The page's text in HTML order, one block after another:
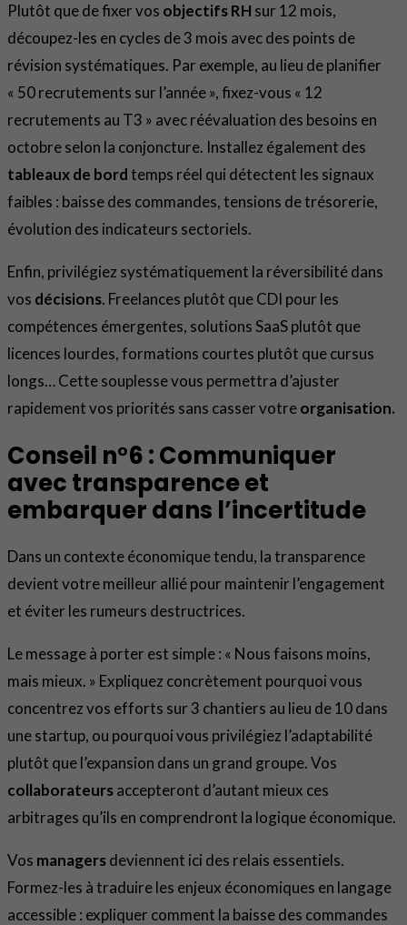
Plutôt que de fixer vos objectifs RH sur 12 mois,
découpez-les en cycles de 3 mois avec des points de
révision systématiques. Par exemple, au lieu de planifier
« 50 recrutements sur l’année », fixez-vous « 12
recrutements au T3 » avec réévaluation des besoins en
octobre selon la conjoncture. Installez également des
tableaux de bordtemps réel qui détectent les signaux
faibles : baisse des commandes, tensions de trésorerie,
évolution des indicateurs sectoriels.
Enfin, privilégiez systématiquement la réversibilité dans
vos décisions. Freelances plutôt que CDI pour les
compétences émergentes, solutions SaaS plutôt que
licences lourdes, formations courtes plutôt que cursus
longs… Cette souplesse vous permettra d’ajuster
rapidement vos priorités sans casser votreorganisation.
Conseil n°6 : Communiquer
avec transparence et
embarquer dans l’incertitude
Dans un contexte économique tendu, la transparence
devient votre meilleur allié pour maintenir l’engagement
et éviter les rumeurs destructrices.
Le message à porter est simple : « Nous faisons moins,
mais mieux. » Expliquez concrètement pourquoi vous
concentrez vos efforts sur 3 chantiers au lieu de 10 dans
une startup, ou pourquoi vous privilégiez l’adaptabilité
plutôt que l’expansion dans un grand groupe. Vos
collaborateursaccepteront d’autant mieux ces
arbitrages qu’ils en comprendront la logique économique.
Vos managersdeviennent ici des relais essentiels.
Formez-les à traduire les enjeux économiques en langage
accessible : expliquer comment la baisse des commandes